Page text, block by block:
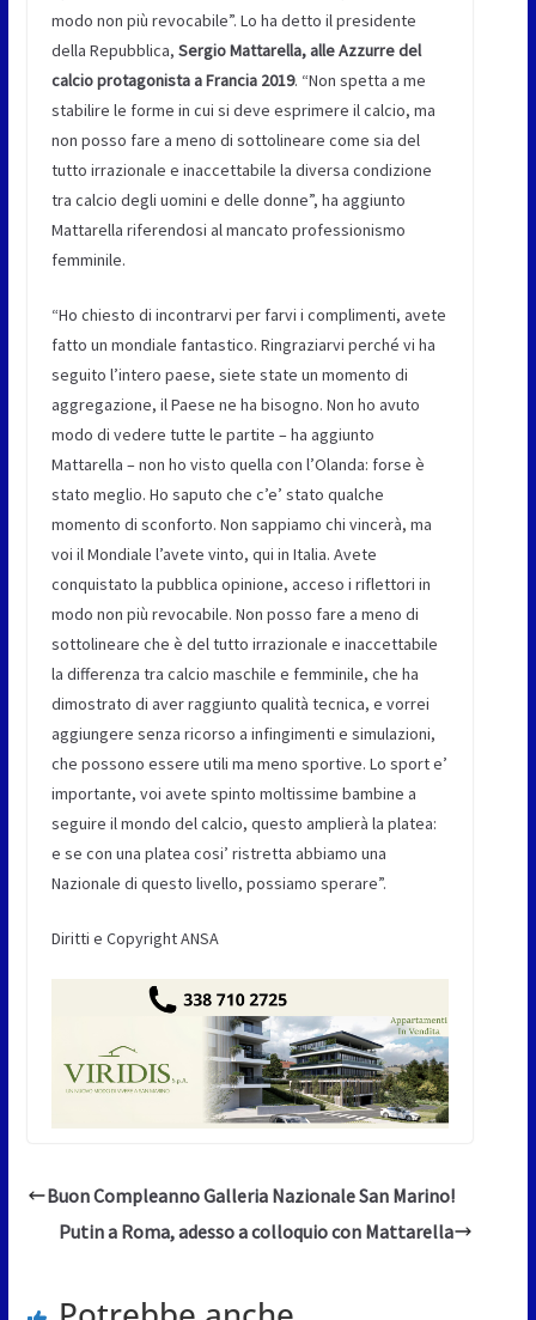
modo non più revocabile”. Lo ha detto il presidente
della Repubblica, Sergio Mattarella, alle Azzurre del
calcio protagonista a Francia 2019. “Non spetta a me
stabilire le forme in cui si deve esprimere il calcio, ma
non posso fare a meno di sottolineare come sia del
tutto irrazionale e inaccettabile la diversa condizione
tra calcio degli uomini e delle donne”, ha aggiunto
Mattarella riferendosi al mancato professionismo
femminile.
“Ho chiesto di incontrarvi per farvi i complimenti, avete
fatto un mondiale fantastico. Ringraziarvi perché vi ha
seguito l’intero paese, siete state un momento di
aggregazione, il Paese ne ha bisogno. Non ho avuto
modo di vedere tutte le partite – ha aggiunto
Mattarella – non ho visto quella con l’Olanda: forse è
stato meglio. Ho saputo che c’e’ stato qualche
momento di sconforto. Non sappiamo chi vincerà, ma
voi il Mondiale l’avete vinto, qui in Italia. Avete
conquistato la pubblica opinione, acceso i riflettori in
modo non più revocabile. Non posso fare a meno di
sottolineare che è del tutto irrazionale e inaccettabile
la differenza tra calcio maschile e femminile, che ha
dimostrato di aver raggiunto qualità tecnica, e vorrei
aggiungere senza ricorso a infingimenti e simulazioni,
che possono essere utili ma meno sportive. Lo sport e’
importante, voi avete spinto moltissime bambine a
seguire il mondo del calcio, questo amplierà la platea:
e se con una platea cosi’ ristretta abbiamo una
Nazionale di questo livello, possiamo sperare”.
Diritti e Copyright ANSA
Buon Compleanno Galleria Nazionale San Marino!
Putin a Roma, adesso a colloquio con Mattarella